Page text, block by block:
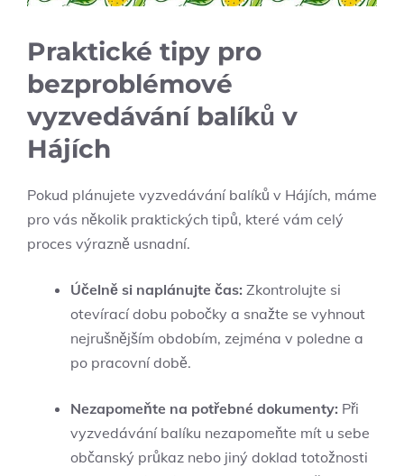
Praktické tipy pro
bezproblémové
vyzvedávání balíků v
Hájích
Pokud plánujete vyzvedávání balíků v Hájích, máme
pro vás několik praktických tipů, které vám celý
proces výrazně usnadní.
Účelně si naplánujte čas: Zkontrolujte si
otevírací dobu pobočky a snažte se vyhnout
nejrušnějším obdobím, zejména v poledne a
po pracovní době.
Nezapomeňte na potřebné dokumenty: Při
vyzvedávání balíku nezapomeňte mít u sebe
občanský průkaz nebo jiný doklad totožnosti